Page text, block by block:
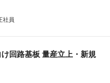
社員
回路基板 量産立上・新規